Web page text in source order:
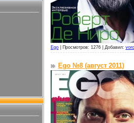
Ego Просмотров: 1276 | Добавил:
Ego №8 (август 2011)